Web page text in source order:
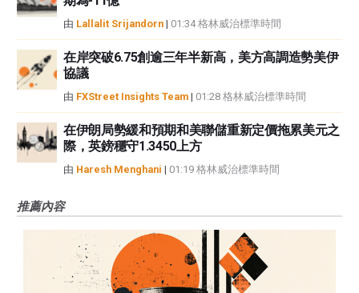
由 Lallalit Srijandorn | 01:34 格林威治標準時間
在岸突破6.75創逾三年半新高，美方高調造勢美伊
協議
由 FXStreet Insights Team | 01:28 格林威治標準時間
在伊朗局勢緩和預期和美聯儲重新定價拖累美元之
際，英鎊穩守1.3450上方
由 Haresh Menghani | 01:19 格林威治標準時間
推薦內容